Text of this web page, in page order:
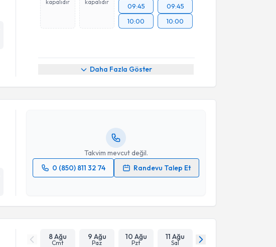
kapalıdır
kapalıdır
09:45
10:00
09:45
10:00
Daha Fazla Göster
Takvim mevcut değil.
0 (850) 811 32 74
Randevu Talep Et
Randevu Takvimi Talebi
Takvim Talebini Gönder
8 Ağu
Cmt
9 Ağu
Paz
10 Ağu
Pzt
11 Ağu
Sal